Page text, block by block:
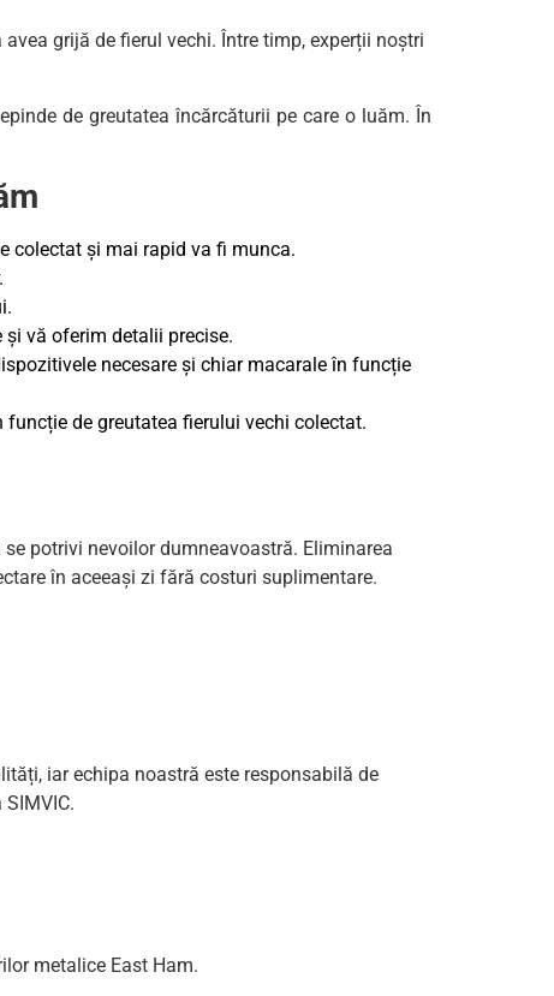
grijă de fierul vechi. Între timp, experții noștri
de greutatea încărcăturii pe care o luăm. În
colectat și mai rapid va fi munca.
vă oferim detalii precise.
necesare și chiar macarale în funcție
de greutatea fierului vechi colectat.
potrivi nevoilor dumneavoastră. Eliminarea
în aceeași zi fără costuri suplimentare.
iar echipa noastră este responsabilă de
metalice East Ham.